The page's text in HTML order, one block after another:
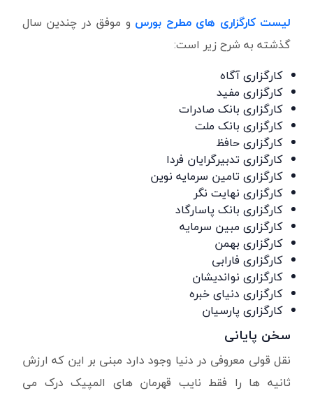
لیست کارگزاری های مطرح بورس و موفق در چندین سال
گذشته به شرح زیر است:
کارگزاری آگاه
کارگزاری مفید
کارگزاری بانک صادرات
کارگزاری بانک ملت
کارگزاری حافظ
کارگزاری تدبیرگرایان فردا
کارگزاری تامین سرمایه نوین
کارگزاری نهایت نگر
کارگزاری بانک پاسارگاد
کارگزاری مبین سرمایه
کارگزاری بهمن
کارگزاری فارابی
کارگزاری نواندیشان
کارگزاری دنیای خبره
کارگزاری پارسیان
سخن پایانی
نقل قولی معروفی در دنیا وجود دارد مبنی بر این که ارزش
ثانیه ها را فقط نایب قهرمان های المپیک درک می